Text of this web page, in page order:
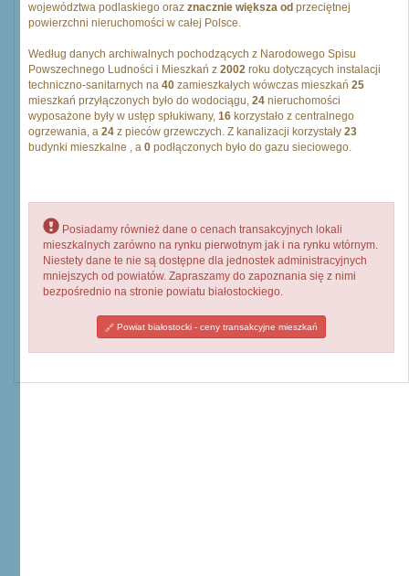
województwa podlaskiego oraz znacznie większa od przeciętnej
powierzchni nieruchomości w całej Polsce.
Według danych archiwalnych pochodzących z Narodowego Spisu
Powszechnego Ludności i Mieszkań z 2002 roku dotyczących instalacji
techniczno-sanitarnych na 40 zamieszkałych wówczas mieszkań 25
mieszkań przyłączonych było do wodociągu, 24 nieruchomości
wyposażone były w ustęp spłukiwany, 16 korzystało z centralnego
ogrzewania, a 24 z pieców grzewczych. Z kanalizacji korzystały 23
budynki mieszkalne , a 0 podłączonych było do gazu sieciowego.
Posiadamy również dane o cenach transakcyjnych lokali
mieszkalnych zarówno na rynku pierwotnym jak i na rynku wtórnym.
Niestety dane te nie są dostępne dla jednostek administracyjnych
mniejszych od powiatów. Zapraszamy do zapoznania się z nimi
bezpośrednio na stronie powiatu białostockiego.
Powiat białostocki - ceny transakcyjne mieszkań